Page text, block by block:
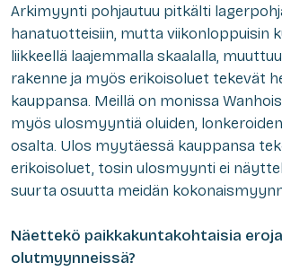
Arkimyynti pohjautuu pitkälti
hanatuotteisiin, mutta viikonloppuisin
liikkeellä laajemmalla skaalalla,
rakenne ja myös erikoisoluet tekevät
kauppansa. Meillä on monissa
myös ulosmyyntiä oluiden,
osalta. Ulos myytäessä kauppansa
erikoisoluet, tosin ulosmyynti ei
suurta osuutta meidän
Näettekö paikkakuntakohtaisia eroja
olutmyynneissä?